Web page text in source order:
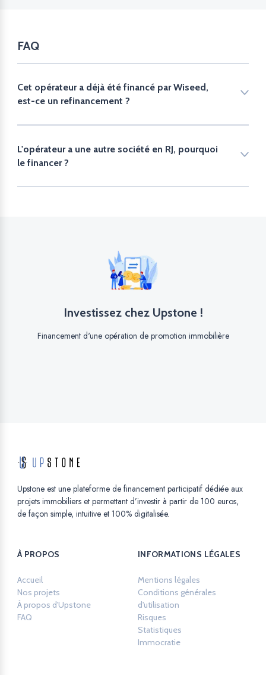
FAQ
Cet opérateur a déjà été financé par Wiseed,
est-ce un refinancement ?
L'opérateur a une autre société en RJ, pourquoi
le financer ?
Investissez chez Upstone !
Financement d'une opération de promotion immobilière
Upstone est une plateforme de financement participatif dédiée aux
projets immobiliers et permettant d’investir à partir de 100 euros,
de façon simple, intuitive et 100% digitalisée.
À PROPOS
Accueil
Nos projets
À propos d'Upstone
FAQ
INFORMATIONS LÉGALES
Mentions légales
Conditions générales
d'utilisation
Risques
Statistiques
Immocratie